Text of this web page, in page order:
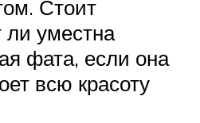
Стоит
ли уместна
фата, если она
всю красоту